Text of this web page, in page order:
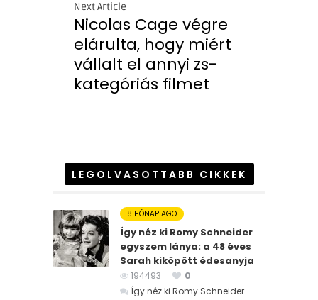
Next Article
Nicolas Cage végre
elárulta, hogy miért
vállalt el annyi zs-
kategóriás filmet
LEGOLVASOTTABB CIKKEK
8 HÓNAP AGO
Így néz ki Romy Schneider
egyszem lánya: a 48 éves
Sarah kiköpött édesanyja
194493
0
Így néz ki Romy Schneider